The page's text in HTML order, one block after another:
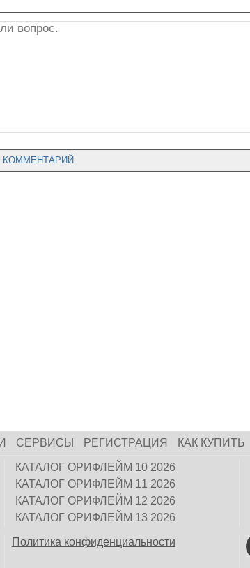
СЕРВИСЫ РЕГИСТРАЦИЯ КАК КУПИТЬ
КАТАЛОГ ОРИФЛЕЙМ 10 2026
КАТАЛОГ ОРИФЛЕЙМ 11 2026
КАТАЛОГ ОРИФЛЕЙМ 12 2026
КАТАЛОГ ОРИФЛЕЙМ 13 2026
Политика конфиденциальности